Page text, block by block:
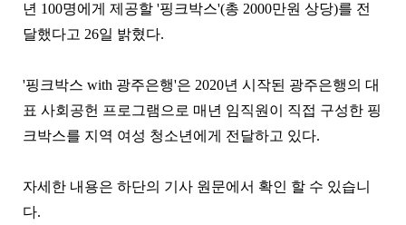
년 100명에게 제공할 '핑크박스'(총 2000만원 상당)를 전
달했다고 26일 밝혔다.
'핑크박스 with 광주은행'은 2020년 시작된 광주은행의 대
표 사회공헌 프로그램으로 매년 임직원이 직접 구성한 핑
크박스를 지역 여성 청소년에게 전달하고 있다.
자세한 내용은 하단의 기사 원문에서 확인 할 수 있습니
다.